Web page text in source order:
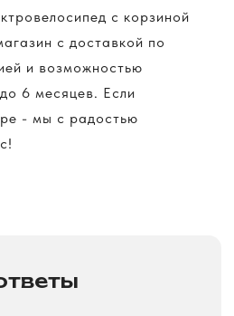
с корзиной
с доставкой по
и возможностью
6 месяцев. Если
- мы с радостью